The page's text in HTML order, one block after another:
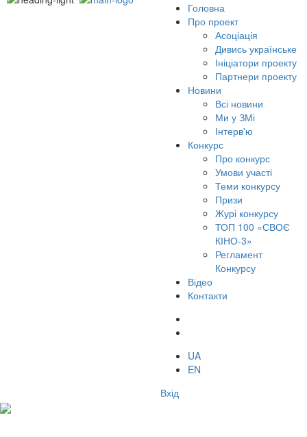
Головна
Про проект
Асоціація
Дивись українське
Ініціатори проекту
Партнери проекту
Новини
Всі новини
Ми у ЗМі
Інтерв'ю
Конкурс
Про конкурс
Умови участі
Теми конкурсу
Призи
Журі конкурсу
ТОП 100 «СВОЄ
КІНО-3»
Регламент
Конкурсу
Відео
Контакти
UA
EN
Вхід